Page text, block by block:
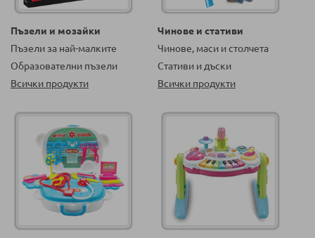
Пъзели и мозайки
Пъзели за най-малките
Образователни пъзели
Всички продукти
Чинове и стативи
Чинове, маси и столчета
Стативи и дъски
Всички продукти